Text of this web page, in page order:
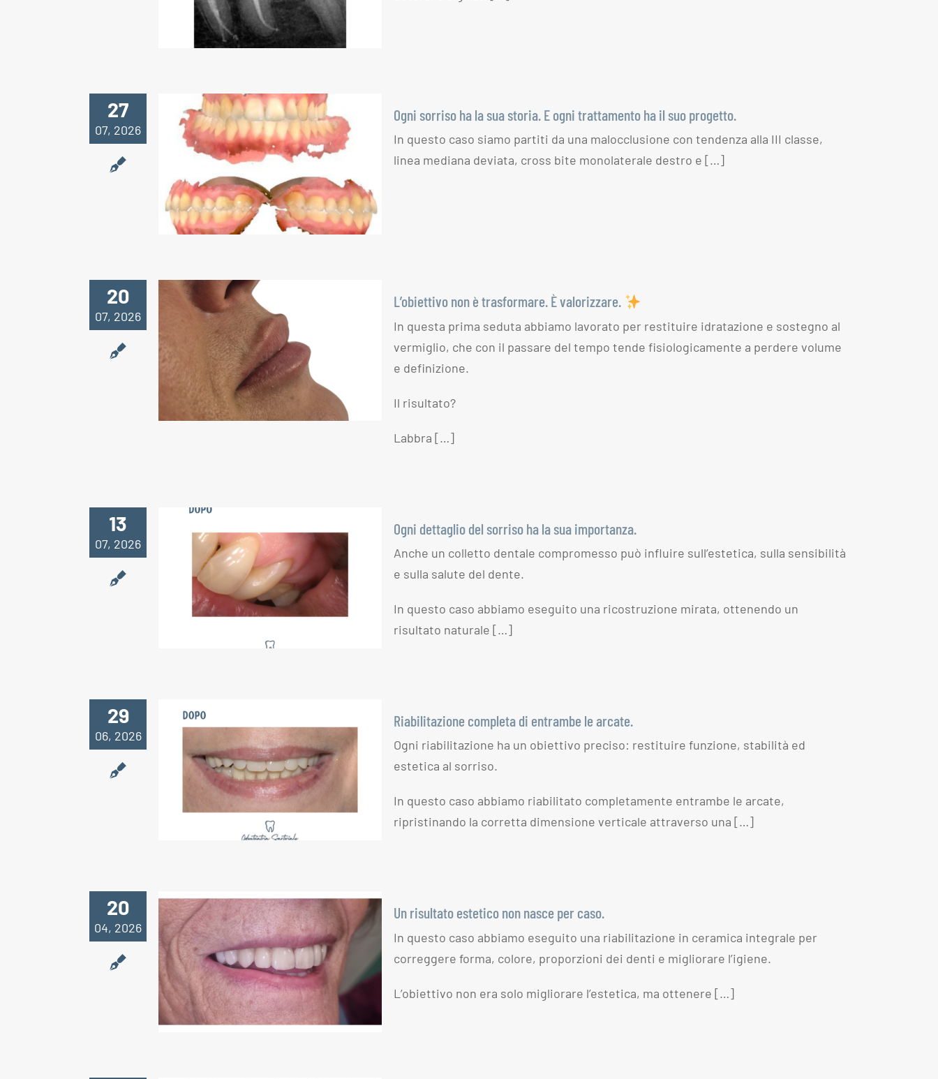
infezione.
27
07, 2026
Ogni sorriso ha la sua
storia. E ogni
trattamento ha il suo
progetto.
Ogni sorriso ha la sua storia. E ogni trattamento ha il suo progetto.
In questo caso siamo partiti da una malocclusione con tendenza alla III classe,
linea mediana deviata, cross bite monolaterale destro e […]
20
07, 2026
L’obiettivo non è
trasformare. È
valorizzare.
L’obiettivo non è trasformare. È valorizzare.
In questa prima seduta abbiamo lavorato per restituire idratazione e sostegno al
vermiglio, che con il passare del tempo tende fisiologicamente a perdere volume
e definizione.
Il risultato?
Labbra […]
13
07, 2026
Ogni dettaglio del
sorriso ha la sua
importanza
Ogni dettaglio del sorriso ha la sua importanza.
Anche un colletto dentale compromesso può influire sull’estetica, sulla sensibilità
e sulla salute del dente.
In questo caso abbiamo eseguito una ricostruzione mirata, ottenendo un
risultato naturale […]
29
06, 2026
Riabilitazione completa
di entrambe le arcate
Riabilitazione completa di entrambe le arcate.
Ogni riabilitazione ha un obiettivo preciso: restituire funzione, stabilità ed
estetica al sorriso.
In questo caso abbiamo riabilitato completamente entrambe le arcate,
ripristinando la corretta dimensione verticale attraverso una […]
20
04, 2026
Un risultato estetico non
nasce per caso
Un risultato estetico non nasce per caso.
In questo caso abbiamo eseguito una riabilitazione in ceramica integrale per
correggere forma, colore, proporzioni dei denti e migliorare l’igiene.
L’obiettivo non era solo migliorare l’estetica, ma ottenere […]